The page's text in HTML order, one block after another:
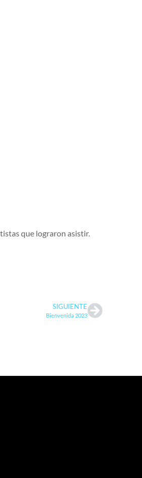
que lograron asistir.
SIGUIENTE
Bienvenida 2023